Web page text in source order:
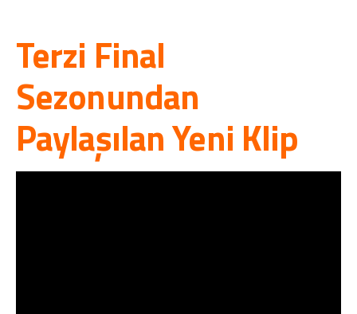
Terzi Final
Sezonundan
Paylaşılan Yeni Klip